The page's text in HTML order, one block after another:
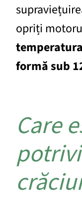
opriți
formă sub
Care